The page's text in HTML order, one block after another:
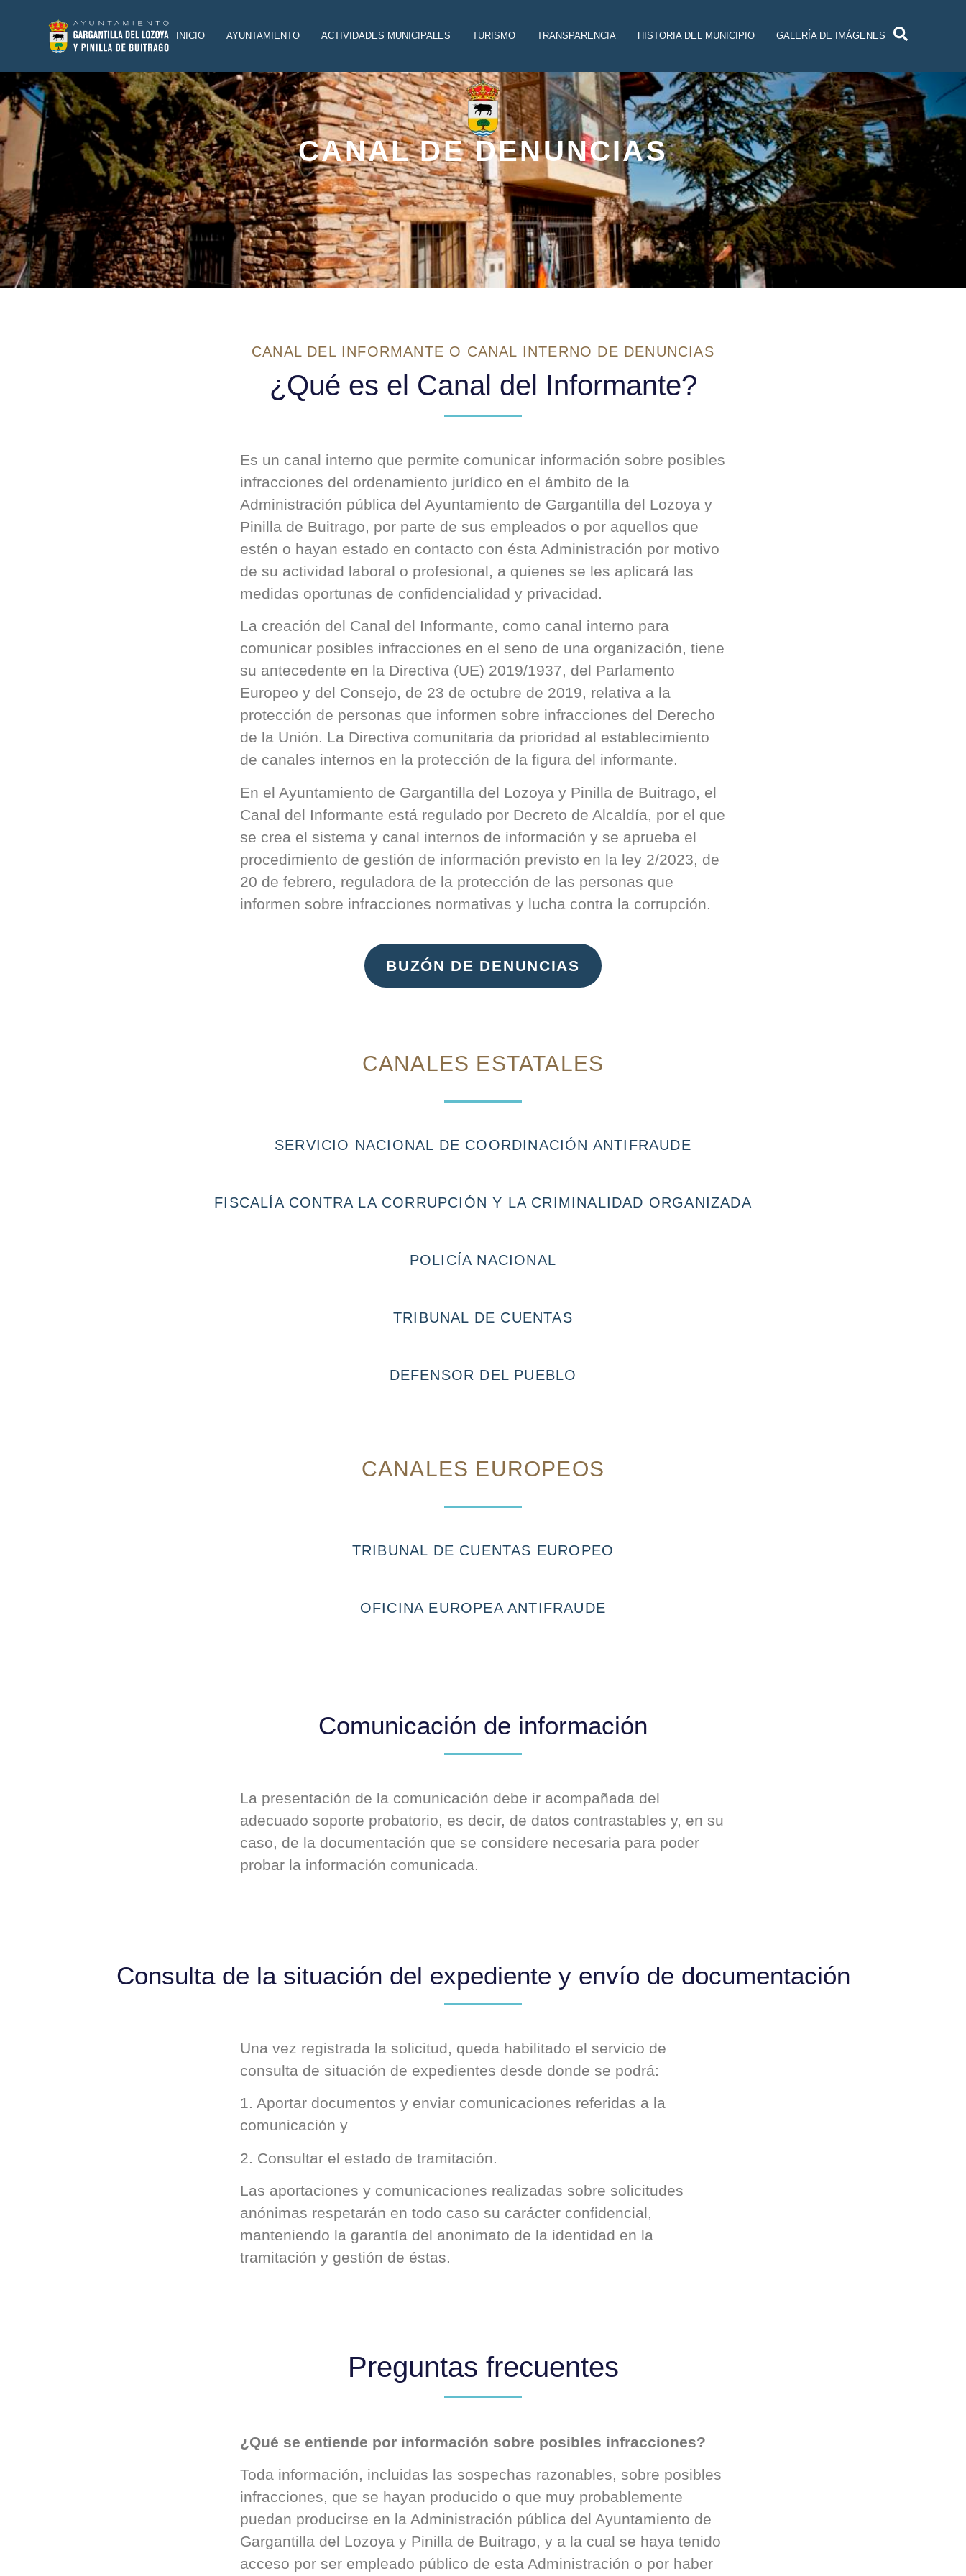
INICIO AYUNTAMIENTO ACTIVIDADES MUNICIPALES TURISMO TRANSPARENCIA HISTORIA DEL MUNICIPIO GALERÍA DE IMÁGENES
CANAL DE DENUNCIAS
CANAL DEL INFORMANTE O CANAL INTERNO DE DENUNCIAS
¿Qué es el Canal del Informante?
Es un canal interno que permite comunicar información sobre posibles
infracciones del ordenamiento jurídico en el ámbito de la
Administración pública del Ayuntamiento de Gargantilla del Lozoya y
Pinilla de Buitrago, por parte de sus empleados o por aquellos que
estén o hayan estado en contacto con ésta Administración por motivo
de su actividad laboral o profesional, a quienes se les aplicará las
medidas oportunas de confidencialidad y privacidad.
La creación del Canal del Informante, como canal interno para
comunicar posibles infracciones en el seno de una organización, tiene
su antecedente en la Directiva (UE) 2019/1937, del Parlamento
Europeo y del Consejo, de 23 de octubre de 2019, relativa a la
protección de personas que informen sobre infracciones del Derecho
de la Unión. La Directiva comunitaria da prioridad al establecimiento
de canales internos en la protección de la figura del informante.
En el Ayuntamiento de Gargantilla del Lozoya y Pinilla de Buitrago, el
Canal del Informante está regulado por Decreto de Alcaldía, por el que
se crea el sistema y canal internos de información y se aprueba el
procedimiento de gestión de información previsto en la ley 2/2023, de
20 de febrero, reguladora de la protección de las personas que
informen sobre infracciones normativas y lucha contra la corrupción.
BUZÓN DE DENUNCIAS
CANALES ESTATALES
SERVICIO NACIONAL DE COORDINACIÓN ANTIFRAUDE
FISCALÍA CONTRA LA CORRUPCIÓN Y LA CRIMINALIDAD ORGANIZADA
POLICÍA NACIONAL
TRIBUNAL DE CUENTAS
DEFENSOR DEL PUEBLO
CANALES EUROPEOS
TRIBUNAL DE CUENTAS EUROPEO
OFICINA EUROPEA ANTIFRAUDE
Comunicación de información
La presentación de la comunicación debe ir acompañada del
adecuado soporte probatorio, es decir, de datos contrastables y, en su
caso, de la documentación que se considere necesaria para poder
probar la información comunicada.
Consulta de la situación del expediente y envío de documentación
Una vez registrada la solicitud, queda habilitado el servicio de
consulta de situación de expedientes desde donde se podrá:
1. Aportar documentos y enviar comunicaciones referidas a la
comunicación y
2. Consultar el estado de tramitación.
Las aportaciones y comunicaciones realizadas sobre solicitudes
anónimas respetarán en todo caso su carácter confidencial,
manteniendo la garantía del anonimato de la identidad en la
tramitación y gestión de éstas.
Preguntas frecuentes
¿Qué se entiende por información sobre posibles infracciones?
Toda información, incluidas las sospechas razonables, sobre posibles
infracciones, que se hayan producido o que muy probablemente
puedan producirse en la Administración pública del Ayuntamiento de
Gargantilla del Lozoya y Pinilla de Buitrago, y a la cual se haya tenido
acceso por ser empleado público de esta Administración o por haber